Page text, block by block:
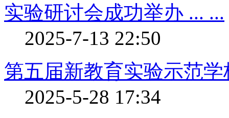
实验研讨会成功举办 ... ...
2025-7-13 22:50
第五届新教育实验示范
2025-5-28 17:34